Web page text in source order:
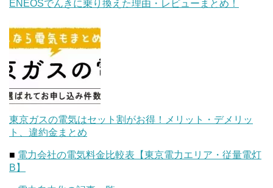
ENEOSでんきに乗り換えた理由・レビューまとめ！
東京ガスの電気はセット割がお得！メリット・デメリッ
ト、違約金まとめ
■ 電力会社の電気料金比較表【東京電力エリア・従量電灯
B】